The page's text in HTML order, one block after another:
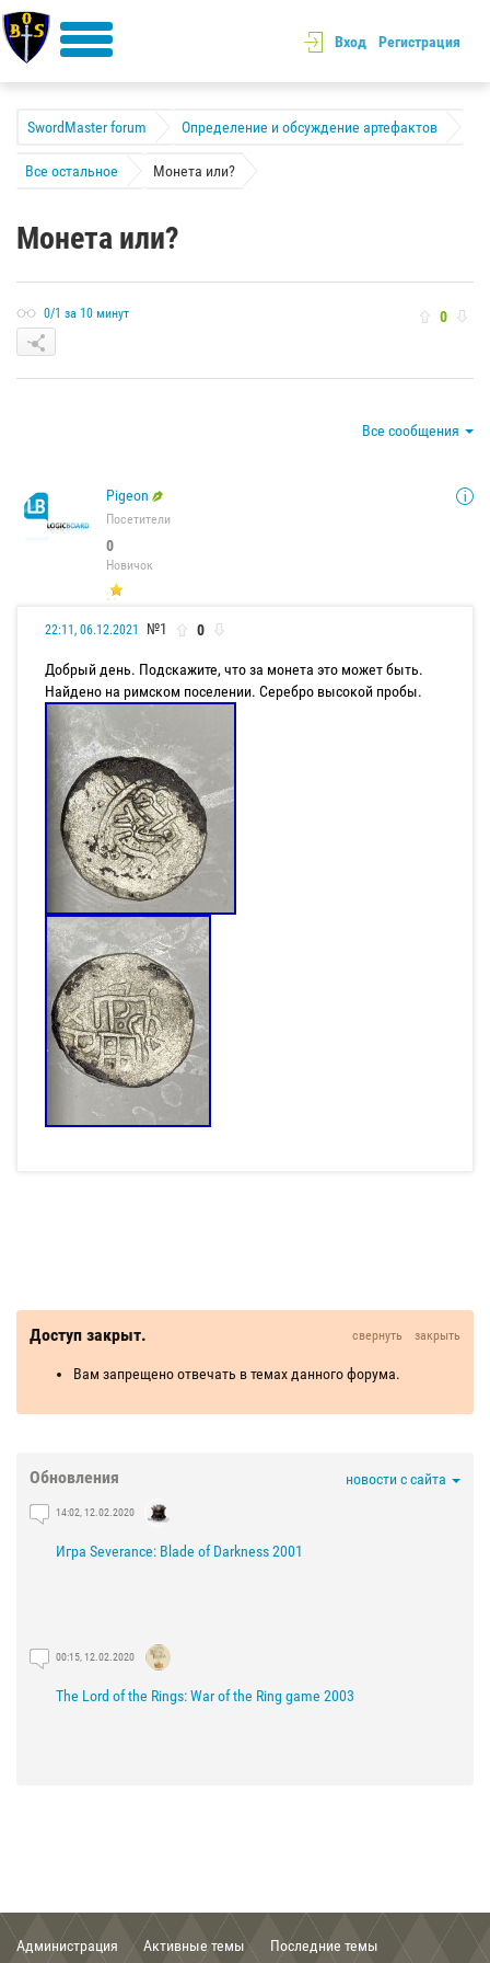
Вход Регистрация
SwordMaster forum Определение и обсуждение артефактов
Все остальное Монета или?
Монета или?
0/1 за 10 минут 0
Все сообщения
Pigeon
Посетители
0
Новичок
22:11, 06.12.2021 №1 0
Добрый день. Подскажите, что за монета это может быть.
Найдено на римском поселении. Серебро высокой пробы.
Доступ закрыт. свернуть закрыть
Вам запрещено отвечать в темах данного форума.
Обновления новости с сайта
14:02, 12.02.2020
Игра Severance: Blade of Darkness 2001
00:15, 12.02.2020
The Lord of the Rings: War of the Ring game 2003
00:56, 03.02.2020
Администрация Активные темы
Последние темы